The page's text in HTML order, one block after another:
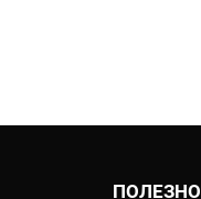
ПОЛЕЗНО